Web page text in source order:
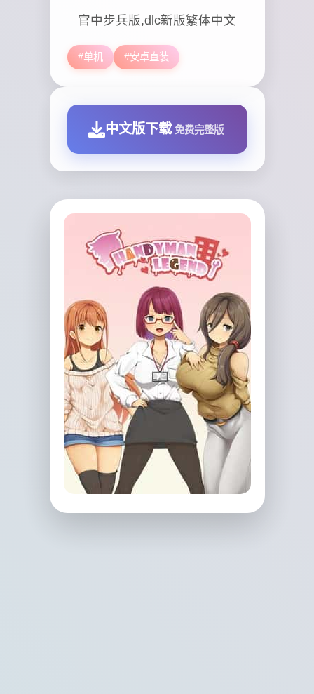
官中步兵版,dlc新版繁体中文
#单机 #安卓直装
中文版下载 免费完整版